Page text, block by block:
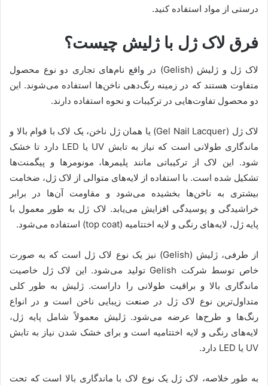
درستی از مواد استفاده کنید.
فرق لاک ژل با ژلیش چیست؟
لاک ژل و ژلیش (Gelish) در واقع نام‌های تجاری دو نوع محصول
متفاوت هستند که در زمینه رنگ‌دهی ناخن‌ها استفاده می‌شوند. این
دو محصول تفاوت‌هایی در ترکیبات و نحوه استفاده دارند.
لاک ژل (Gel Nail Lacquer) یا همان ژل ناخن، یک لاک با قوام بالا و
ماندگاری طولانی است که نیاز به تابش UV یا LED دارد تا خشک
شود. این لاک از ترکیباتی مانند پلیمرها، مونومرها و پیگمنت‌ها
تشکیل شده است. با استفاده از لایه‌های متوالی از لاک ژل، ضخامت
بیشتری به ناخن‌ها بخشیده می‌شود و مقاومت آن‌ها در برابر
خراشیدگی و پوسیدگی افزایش می‌یابد. لاک ژل به طور معمول با
پایه ژل، لایه‌های رنگی و لایه اختتامیه (top coat) استفاده می‌شود.
از طرفی، ژلیش (Gelish) نیز یک نوع لاک ژل است که به صورت
خاص توسط شرکت Gelish تولید می‌شود. این لاک ژل خاصیت
ماندگاری بالا و براقیت طولانی را داراست. ژلیش به طور کلی
متداول‌ترین نوع لاک ژل در صنعت زیبایی ناخن است و در انواع
رنگ‌ها و طرح‌ها عرضه می‌شود. ژلیش معمولاً شامل پایه ژل،
لایه‌های رنگی و لایه اختتامیه است و برای خشک شدن نیاز به تابش
UV یا LED دارد.
به طور خلاصه، لاک ژل یک نوع لاک با ماندگاری بالا است که تحت